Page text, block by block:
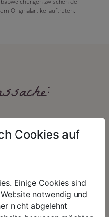
zwischen der
Originalartikel auftreten.
FAIRNESS
Nicht immer ist der günstigste Preis
auch ein guter Preis. Wir handeln
Cookies auf
Einige Cookies sind
notwendig und
nicht abgelehnt